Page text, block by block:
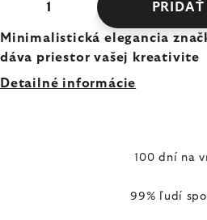
Minimalistická elegancia
dáva priestor vašej kreativite
Detailné informácie
100 dní na
99% ľudí